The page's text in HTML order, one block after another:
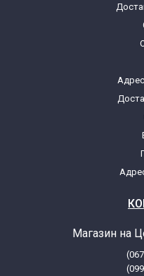
Магазин на